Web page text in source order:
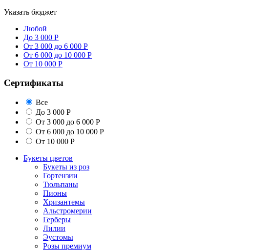
Указать бюджет
Любой
До 3 000 Р
От 3 000 до 6 000 Р
От 6 000 до 10 000 Р
От 10 000 Р
Сертификаты
Все
До 3 000 Р
От 3 000 до 6 000 Р
От 6 000 до 10 000 Р
От 10 000 Р
Букеты цветов
Букеты из роз
Гортензии
Тюльпаны
Пионы
Хризантемы
Альстромерии
Герберы
Лилии
Эустомы
Розы премиум